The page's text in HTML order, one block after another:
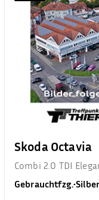
Skoda Octavia
Combi 2.0 TDI
Gebrauchtfzg.•